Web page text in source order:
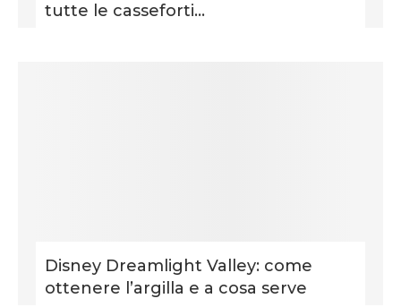
tutte le casseforti...
Disney Dreamlight Valley: come
ottenere l’argilla e a cosa serve